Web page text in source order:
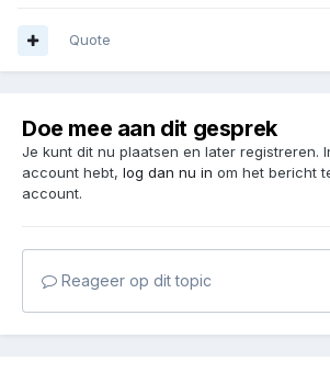
Quote
Doe mee aan dit gesprek
Je kunt dit nu plaatsen en later registreren.
account hebt, log dan nu in om het bericht
account.
Reageer op dit topic